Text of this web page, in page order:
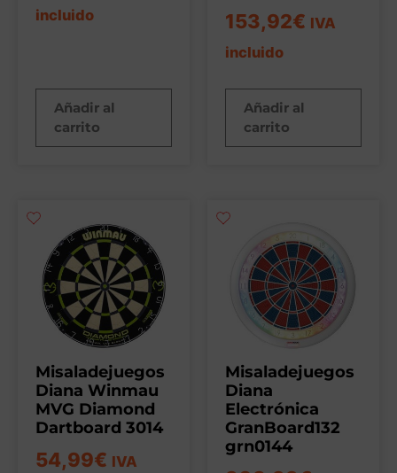
incluido
Añadir al
carrito
153,92€ IVA
incluido
Añadir al
carrito
Misaladejuegos
Diana Winmau
MVG Diamond
Dartboard 3014
54,99€ IVA
Misaladejuegos
Diana
Electrónica
GranBoard132
grn0144